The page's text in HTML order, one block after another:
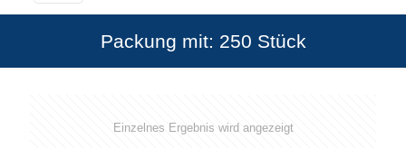
Packung mit: 250 Stück
Einzelnes Ergebnis wird angezeigt